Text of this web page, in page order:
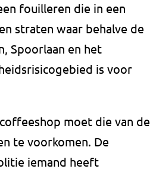
fouilleren die in een
straten waar behalve de
Spoorlaan en het
is voor
moet die van de
te voorkomen. De
iemand heeft